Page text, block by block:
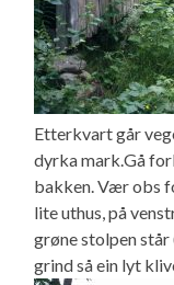
Etterkvart går
dyrka mark.Gå
bakken. Vær obs
lite uthus, på
grøne stolpen
grind så ein lyt